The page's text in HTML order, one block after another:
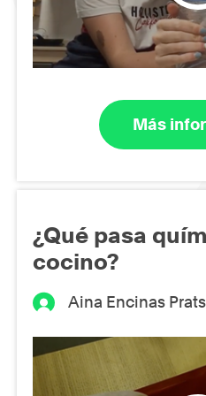
Más
¿Qué pasa
cocino?
Aina Encinas Prats